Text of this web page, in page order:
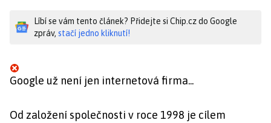
Líbí se vám tento článek? Přidejte si Chip.cz do Google
zpráv, stačí jedno kliknutí!
Google už není jen internetová firma...
Od založení společnosti v roce 1998 je cílem